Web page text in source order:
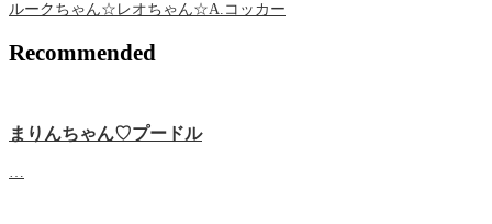
ルークちゃん☆レオちゃん☆A.コッカー
Recommended
まりんちゃん♡プードル